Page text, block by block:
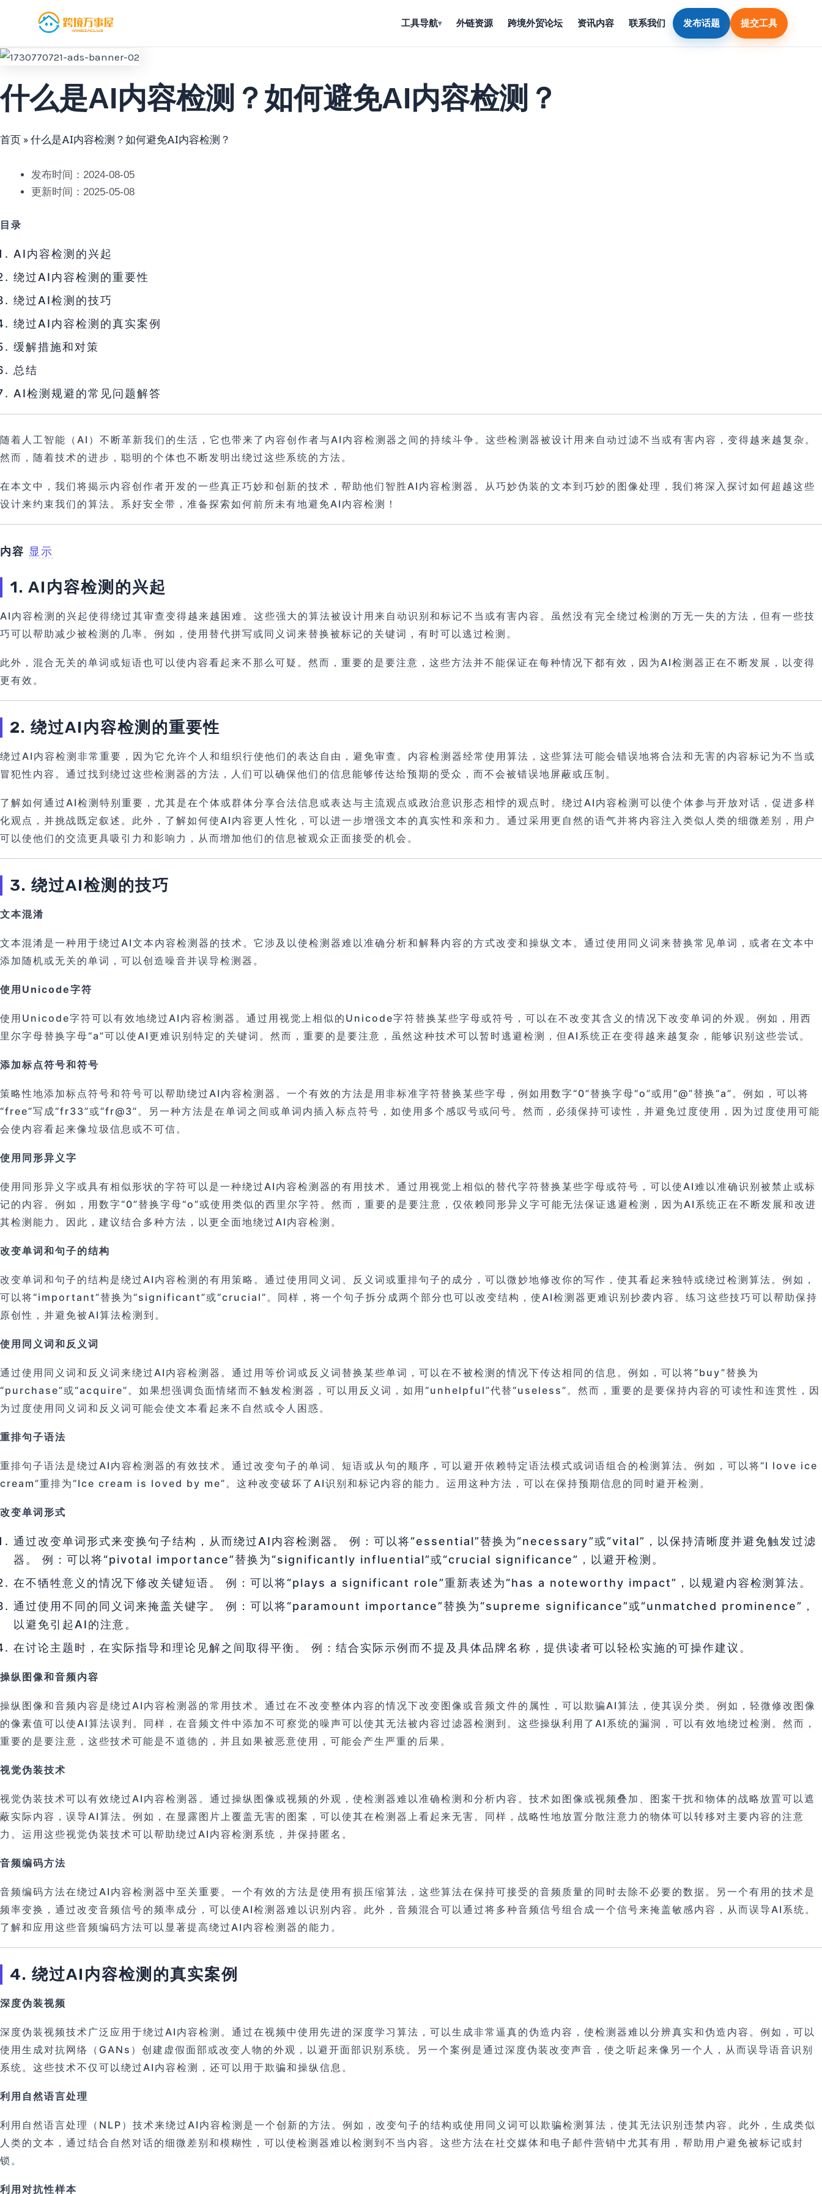
容
工具导航▾ 外链资源 跨境外贸论坛 资讯内容 联系我们 发布话题 提交工具
什么是AI内容检测？如何避免AI内容检测？
首页 »什么是AI内容检测？如何避免AI内容检测？
发布时间：2024-08-05
更新时间：2025-05-08
目录
AI内容检测的兴起
绕过AI内容检测的重要性
绕过AI检测的技巧
绕过AI内容检测的真实案例
缓解措施和对策
总结
AI检测规避的常见问题解答
随着人工智能（AI）不断革新我们的生活，它也带来了内容创作者与AI内容检测器之间的持续斗争。这些检测器被设计用来自动过滤不当或有害内容，变得越来越复杂。
然而，随着技术的进步，聪明的个体也不断发明出绕过这些系统的方法。
在本文中，我们将揭示内容创作者开发的一些真正巧妙和创新的技术，帮助他们智胜AI内容检测器。从巧妙伪装的文本到巧妙的图像处理，我们将深入探讨如何超越这些
设计来约束我们的算法。系好安全带，准备探索如何前所未有地避免AI内容检测！
内容 显示
1. AI内容检测的兴起
AI内容检测的兴起使得绕过其审查变得越来越困难。这些强大的算法被设计用来自动识别和标记不当或有害内容。虽然没有完全绕过检测的万无一失的方法，但有一些技
巧可以帮助减少被检测的几率。例如，使用替代拼写或同义词来替换被标记的关键词，有时可以逃过检测。
此外，混合无关的单词或短语也可以使内容看起来不那么可疑。然而，重要的是要注意，这些方法并不能保证在每种情况下都有效，因为AI检测器正在不断发展，以变得
更有效。
2. 绕过AI内容检测的重要性
绕过AI内容检测非常重要，因为它允许个人和组织行使他们的表达自由，避免审查。内容检测器经常使用算法，这些算法可能会错误地将合法和无害的内容标记为不当或
冒犯性内容。通过找到绕过这些检测器的方法，人们可以确保他们的信息能够传达给预期的受众，而不会被错误地屏蔽或压制。
了解如何通过AI检测特别重要，尤其是在个体或群体分享合法信息或表达与主流观点或政治意识形态相悖的观点时。绕过AI内容检测可以使个体参与开放对话，促进多样
化观点，并挑战既定叙述。此外，了解如何使AI内容更人性化，可以进一步增强文本的真实性和亲和力。通过采用更自然的语气并将内容注入类似人类的细微差别，用户
可以使他们的交流更具吸引力和影响力，从而增加他们的信息被观众正面接受的机会。
3. 绕过AI检测的技巧
文本混淆
文本混淆是一种用于绕过AI文本内容检测器的技术。它涉及以使检测器难以准确分析和解释内容的方式改变和操纵文本。通过使用同义词来替换常见单词，或者在文本中
添加随机或无关的单词，可以创造噪音并误导检测器。
使用Unicode字符
使用Unicode字符可以有效地绕过AI内容检测器。通过用视觉上相似的Unicode字符替换某些字母或符号，可以在不改变其含义的情况下改变单词的外观。例如，用西
里尔字母替换字母“a”可以使AI更难识别特定的关键词。然而，重要的是要注意，虽然这种技术可以暂时逃避检测，但AI系统正在变得越来越复杂，能够识别这些尝试。
添加标点符号和符号
策略性地添加标点符号和符号可以帮助绕过AI内容检测器。一个有效的方法是用非标准字符替换某些字母，例如用数字“0”替换字母“o”或用“@”替换“a”。例如，可以将
“free”写成“fr33”或“fr@3”。另一种方法是在单词之间或单词内插入标点符号，如使用多个感叹号或问号。然而，必须保持可读性，并避免过度使用，因为过度使用可能
会使内容看起来像垃圾信息或不可信。
使用同形异义字
使用同形异义字或具有相似形状的字符可以是一种绕过AI内容检测器的有用技术。通过用视觉上相似的替代字符替换某些字母或符号，可以使AI难以准确识别被禁止或标
记的内容。例如，用数字“0”替换字母“o”或使用类似的西里尔字符。然而，重要的是要注意，仅依赖同形异义字可能无法保证逃避检测，因为AI系统正在不断发展和改进
其检测能力。因此，建议结合多种方法，以更全面地绕过AI内容检测。
改变单词和句子的结构
改变单词和句子的结构是绕过AI内容检测的有用策略。通过使用同义词、反义词或重排句子的成分，可以微妙地修改你的写作，使其看起来独特或绕过检测算法。例如，
可以将“important”替换为“significant”或“crucial”。同样，将一个句子拆分成两个部分也可以改变结构，使AI检测器更难识别抄袭内容。练习这些技巧可以帮助保持
原创性，并避免被AI算法检测到。
使用同义词和反义词
通过使用同义词和反义词来绕过AI内容检测器。通过用等价词或反义词替换某些单词，可以在不被检测的情况下传达相同的信息。例如，可以将“buy”替换为
“purchase”或“acquire”。如果想强调负面情绪而不触发检测器，可以用反义词，如用“unhelpful”代替“useless”。然而，重要的是要保持内容的可读性和连贯性，因
为过度使用同义词和反义词可能会使文本看起来不自然或令人困惑。
重排句子语法
重排句子语法是绕过AI内容检测器的有效技术。通过改变句子的单词、短语或从句的顺序，可以避开依赖特定语法模式或词语组合的检测算法。例如，可以将“I love ice
cream”重排为“Ice cream is loved by me”。这种改变破坏了AI识别和标记内容的能力。运用这种方法，可以在保持预期信息的同时避开检测。
改变单词形式
通过改变单词形式来变换句子结构，从而绕过AI内容检测器。 例：可以将“essential”替换为“necessary”或“vital”，以保持清晰度并避免触发过滤
器。 例：可以将“pivotal importance”替换为“significantly influential”或“crucial significance”，以避开检测。
在不牺牲意义的情况下修改关键短语。 例：可以将“plays a significant role”重新表述为“has a noteworthy impact”，以规避内容检测算法。
通过使用不同的同义词来掩盖关键字。 例：可以将“paramount importance”替换为“supreme significance”或“unmatched prominence”，
以避免引起AI的注意。
在讨论主题时，在实际指导和理论见解之间取得平衡。 例：结合实际示例而不提及具体品牌名称，提供读者可以轻松实施的可操作建议。
操纵图像和音频内容
操纵图像和音频内容是绕过AI内容检测器的常用技术。通过在不改变整体内容的情况下改变图像或音频文件的属性，可以欺骗AI算法，使其误分类。例如，轻微修改图像
的像素值可以使AI算法误判。同样，在音频文件中添加不可察觉的噪声可以使其无法被内容过滤器检测到。这些操纵利用了AI系统的漏洞，可以有效地绕过检测。然而，
重要的是要注意，这些技术可能是不道德的，并且如果被恶意使用，可能会产生严重的后果。
视觉伪装技术
视觉伪装技术可以有效绕过AI内容检测器。通过操纵图像或视频的外观，使检测器难以准确检测和分析内容。技术如图像或视频叠加、图案干扰和物体的战略放置可以遮
蔽实际内容，误导AI算法。例如，在显露图片上覆盖无害的图案，可以使其在检测器上看起来无害。同样，战略性地放置分散注意力的物体可以转移对主要内容的注意
力。运用这些视觉伪装技术可以帮助绕过AI内容检测系统，并保持匿名。
音频编码方法
音频编码方法在绕过AI内容检测器中至关重要。一个有效的方法是使用有损压缩算法，这些算法在保持可接受的音频质量的同时去除不必要的数据。另一个有用的技术是
频率变换，通过改变音频信号的频率成分，可以使AI检测器难以识别内容。此外，音频混合可以通过将多种音频信号组合成一个信号来掩盖敏感内容，从而误导AI系统。
了解和应用这些音频编码方法可以显著提高绕过AI内容检测器的能力。
4. 绕过AI内容检测的真实案例
深度伪装视频
深度伪装视频技术广泛应用于绕过AI内容检测。通过在视频中使用先进的深度学习算法，可以生成非常逼真的伪造内容，使检测器难以分辨真实和伪造内容。例如，可以
使用生成对抗网络（GANs）创建虚假面部或改变人物的外观，以避开面部识别系统。另一个案例是通过深度伪装改变声音，使之听起来像另一个人，从而误导语音识别
系统。这些技术不仅可以绕过AI内容检测，还可以用于欺骗和操纵信息。
利用自然语言处理
利用自然语言处理（NLP）技术来绕过AI内容检测是一个创新的方法。例如，改变句子的结构或使用同义词可以欺骗检测算法，使其无法识别违禁内容。此外，生成类似
人类的文本，通过结合自然对话的细微差别和模糊性，可以使检测器难以检测到不当内容。这些方法在社交媒体和电子邮件营销中尤其有用，帮助用户避免被标记或封
锁。
利用对抗性样本